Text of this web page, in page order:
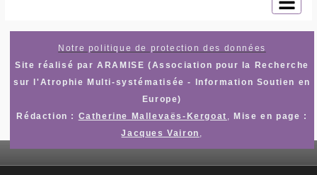
Notre politique de protection des données
Site réalisé par ARAMISE (Association pour la Recherche
sur l'Atrophie Multi-systématisée - Information Soutien en
Europe)
Rédaction : Catherine Mallevaës-Kergoat
Mise en page :
Jacques Vairon